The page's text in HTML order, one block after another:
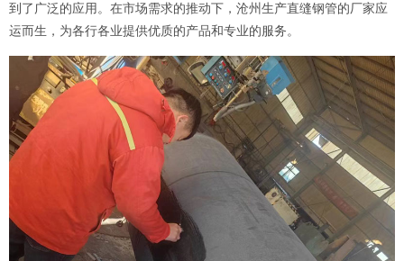
到了广泛的应用。在市场需求的推动下，沧州生产直缝钢管的厂家应
运而生，为各行各业提供优质的产品和专业的服务。